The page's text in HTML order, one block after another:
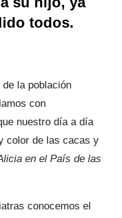
todos.
de la población
con
nuestro día a día
color de las cacas y
en el País de las
conocemos el